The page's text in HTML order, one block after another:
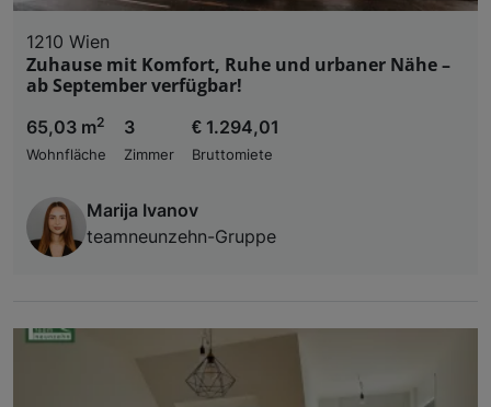
1210 Wien
Zuhause mit Komfort, Ruhe und urbaner Nähe –
ab September verfügbar!
65,03 m2
Wohnfläche
3
Zimmer
€ 1.294,01
Bruttomiete
Marija Ivanov
teamneunzehn-Gruppe